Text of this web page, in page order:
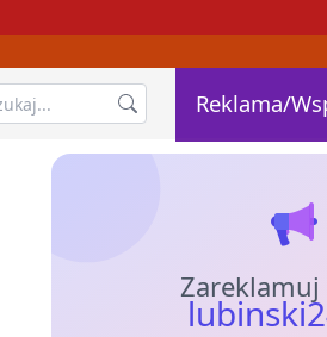
Reklama/
Zareklamuj